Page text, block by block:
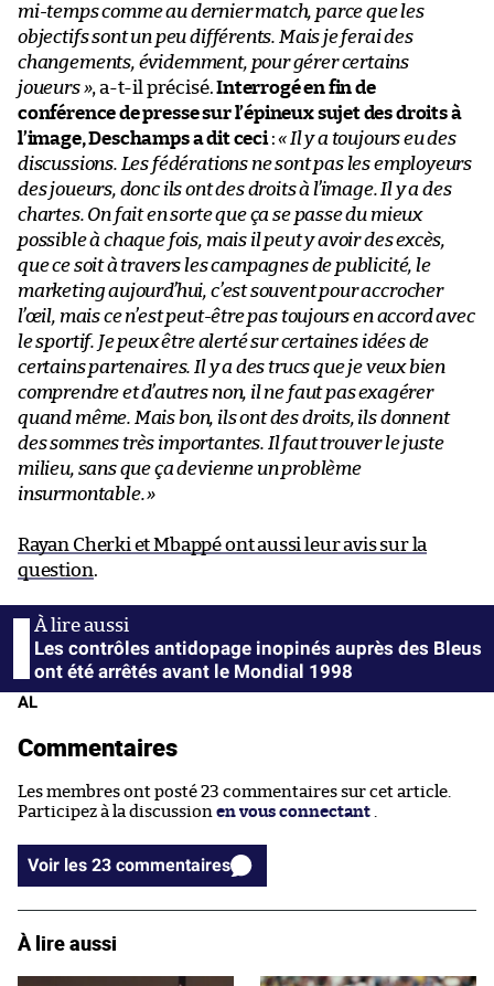
mi-temps comme au dernier match, parce que les
objectifs sont un peu différents. Mais je ferai des
changements, évidemment, pour gérer certains
joueurs », a-t-il précisé.Interrogé en fin de
conférence de presse sur l’épineux sujet des droits à
l’image, Deschamps a dit ceci:« Il y a toujours eu des
discussions. Les fédérations ne sont pas les employeurs
des joueurs, donc ils ont des droits à l’image. Il y a des
chartes. On fait en sorte que ça se passe du mieux
possible à chaque fois, mais il peut y avoir des excès,
que ce soit à travers les campagnes de publicité, le
marketing aujourd’hui, c’est souvent pour accrocher
l’œil, mais ce n’est peut-être pas toujours en accord avec
le sportif. Je peux être alerté sur certaines idées de
certains partenaires. Il y a des trucs que je veux bien
comprendre et d’autres non, il ne faut pas exagérer
quand même. Mais bon, ils ont des droits, ils donnent
des sommes très importantes. Il faut trouver le juste
milieu, sans que ça devienne un problème
insurmontable.»
Rayan Cherki et Mbappé ont aussi leur avis sur la
question.
Les contrôles antidopage inopinés auprès des Bleus
ont été arrêtés avant le Mondial 1998
AL
Commentaires
Les membres ont posté 23 commentaires sur cet article.
Participez à la discussion en vous connectant
Voir les 23 commentaires
À lire aussi